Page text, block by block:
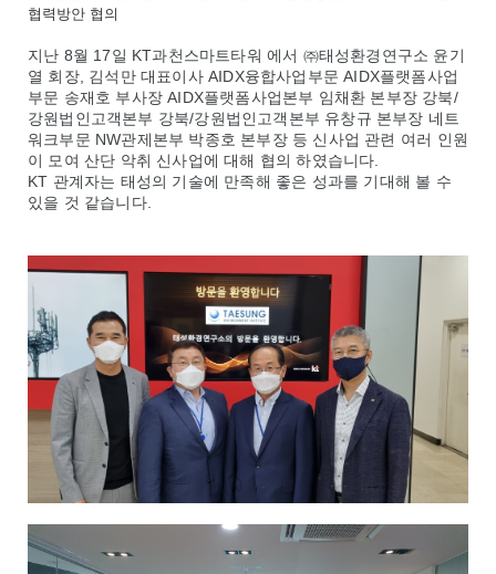
협력방안 협의
지난 8월 17일 KT과천스마트타워 에서 ㈜태성환경연구소 윤기
열 회장, 김석만 대표이사AIDX융합사업부문 AIDX플랫폼사업
부문 송재호 부사장 AIDX플랫폼사업본부 임채환 본부장 강북/
강원법인고객본부 강북/강원법인고객본부 유창규 본부장 네트
워크부문 NW관제본부 박종호 본부장 등 신사업 관련 여러 인원
이 모여 산단 악취 신사업에 대해 협의 하였습니다
KT 관계자는 태성의 기술에 만족해 좋은 성과를 기대해 볼 수
있을 것 같습니다.